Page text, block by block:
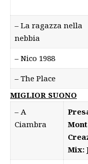
– La ragazza nella
nebbia
– Nico 1988
– The Place
MIGLIOR SUONO
– A
Ciambra
Mix: